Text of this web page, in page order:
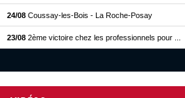
24/08 Coussay-les-Bois - La Roche-Posay
23/08 2ème victoire chez les professionnels pour ...